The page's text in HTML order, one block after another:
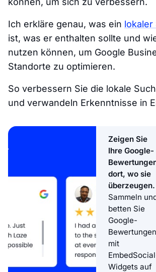
Ich erkläre genau, was ein lokaler
ist, was er enthalten sollte und
nutzen können, um Google
Standorte zu optimieren.
So verbessern Sie die lokale
und verwandeln Erkenntnisse in
Zeigen Sie
Ihre Google-
dort, wo sie
überzeugen.
Sammeln
betten Sie
Google-
Bewertungen
mit
Widgets auf